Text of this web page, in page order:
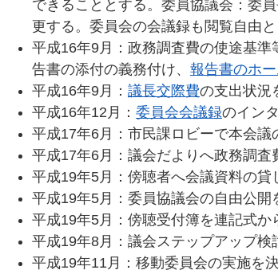
できることとする。委員協議会：委
更する。委員会の会議録も閲覧自由
平成16年9月：政務調査費の使途基
告書の添付の義務付け、 報告書のホ
平成16年9月： 議長交際費の支出状況
平成16年12月： 委員会会議録のイン
平成17年6月：市民課ロビーで本会議
平成17年6月：議会だよりへ政務調査
平成19年5月：傍聴者へ会議資料の貸
平成19年5月：委員協議会の自由公開
平成19年5月：傍聴受付簿を連記式か
平成19年8月：議会ステップアップ
平成19年11月：移動委員会の実施を